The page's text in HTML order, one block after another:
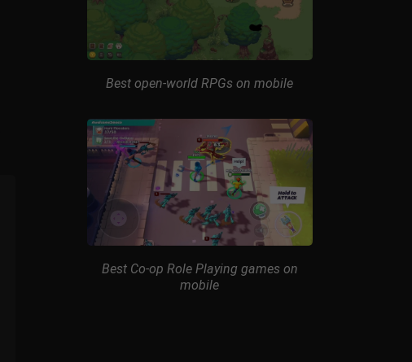
Best open-world RPGs on mobile
Best Co-op Role Playing games on
mobile